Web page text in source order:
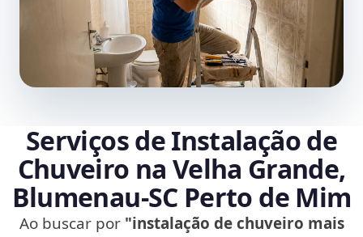
Serviços de Instalação de
Chuveiro na Velha Grande,
Blumenau‑SC Perto de Mim
Ao buscar por "instalação de chuveiro mais